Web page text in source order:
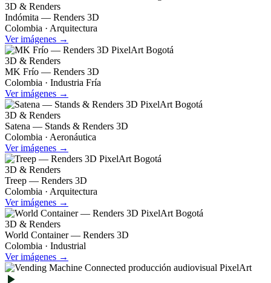
3D & Renders
Indómita — Renders 3D
Colombia · Arquitectura
Ver imágenes →
3D & Renders
MK Frío — Renders 3D
Colombia · Industria Fría
Ver imágenes →
3D & Renders
Satena — Stands & Renders 3D
Colombia · Aeronáutica
Ver imágenes →
3D & Renders
Treep — Renders 3D
Colombia · Arquitectura
Ver imágenes →
3D & Renders
World Container — Renders 3D
Colombia · Industrial
Ver imágenes →